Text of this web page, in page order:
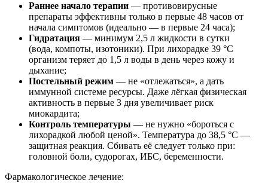
Раннее начало терапии — противовирусные
препараты эффективны только в первые 48 часов от
начала симптомов (идеально — в первые 24 часа);
Гидратация — минимум 2,5 л жидкости в сутки
(вода, компоты, изотоники). При лихорадке 39 °C
организм теряет до 1,5 л воды в день через кожу и
дыхание;
Постельный режим — не «отлежаться», а дать
иммунной системе ресурсы. Даже лёгкая физическая
активность в первые 3 дня увеличивает риск
миокардита;
Контроль температуры — не нужно «бороться с
лихорадкой любой ценой». Температура до 38,5 °C —
защитная реакция. Сбивать её следует только при:
головной боли, судорогах, ИБС, беременности.
Фармакологическое лечение: